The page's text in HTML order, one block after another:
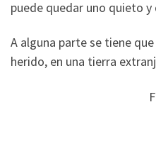
puede quedar uno quieto y
A alguna parte se tiene
herido, en una tierra